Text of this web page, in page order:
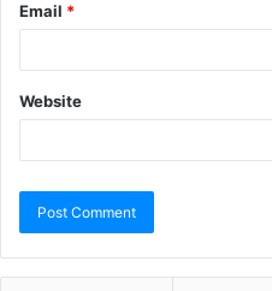
Email *
Website